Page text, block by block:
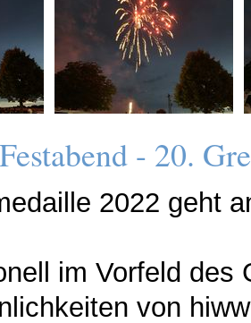
- 20.
2022 geht
im Vorfeld
von